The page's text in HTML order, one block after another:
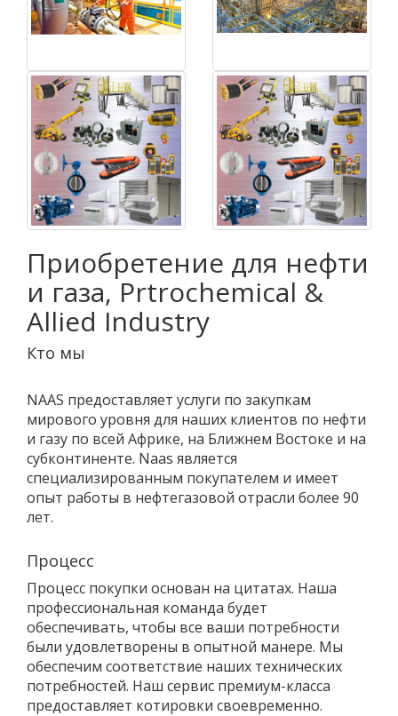
Приобретение для нефти
и газа, Prtrochemical &
Allied Industry
Кто мы
NAAS предоставляет услуги по закупкам
мирового уровня для наших клиентов по нефти
и газу по всей Африке, на Ближнем Востоке и на
субконтиненте. Naas является
специализированным покупателем и имеет
опыт работы в нефтегазовой отрасли более 90
лет.
Процесс
Процесс покупки основан на цитатах. Наша
профессиональная команда будет
обеспечивать, чтобы все ваши потребности
были удовлетворены в опытной манере. Мы
обеспечим соответствие наших технических
потребностей. Наш сервис премиум-класса
предоставляет котировки своевременно.